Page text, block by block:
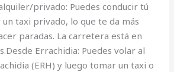
privado: Puedes conducir tú
taxi privado, lo que te da más
paradas. La carretera está en
Errachidia: Puedes volar al
(ERH) y luego tomar un taxi o